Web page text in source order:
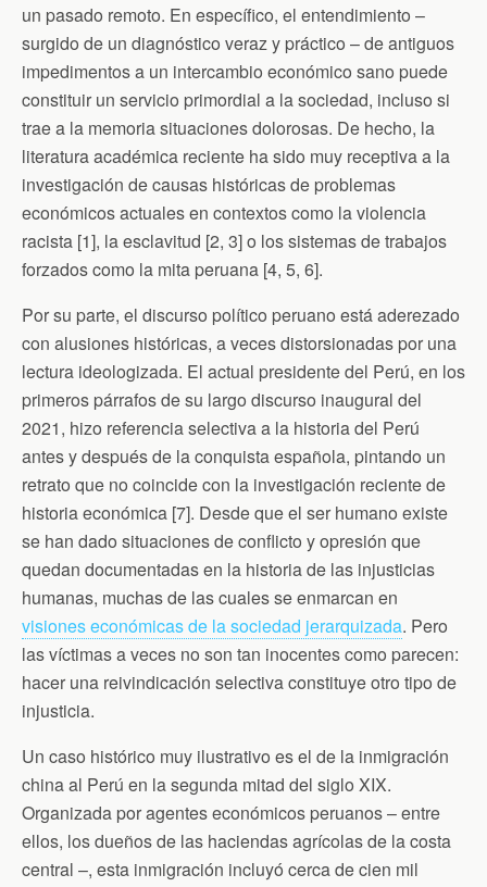
un pasado remoto. En específico, el entendimiento –
surgido de un diagnóstico veraz y práctico – de antiguos
impedimentos a un intercambio económico sano puede
constituir un servicio primordial a la sociedad, incluso si
trae a la memoria situaciones dolorosas. De hecho, la
literatura académica reciente ha sido muy receptiva a la
investigación de causas históricas de problemas
económicos actuales en contextos como la violencia
racista [1], la esclavitud [2, 3] o los sistemas de trabajos
forzados como la mita peruana [4, 5, 6].
Por su parte, el discurso político peruano está aderezado
con alusiones históricas, a veces distorsionadas por una
lectura ideologizada. El actual presidente del Perú, en los
primeros párrafos de su largo discurso inaugural del
2021, hizo referencia selectiva a la historia del Perú
antes y después de la conquista española, pintando un
retrato que no coincide con la investigación reciente de
historia económica [7]. Desde que el ser humano existe
se han dado situaciones de conflicto y opresión que
quedan documentadas en la historia de las injusticias
humanas, muchas de las cuales se enmarcan en
visiones económicas de la sociedad jerarquizada. Pero
las víctimas a veces no son tan inocentes como parecen:
hacer una reivindicación selectiva constituye otro tipo de
injusticia.
Un caso histórico muy ilustrativo es el de la inmigración
china al Perú en la segunda mitad del siglo XIX.
Organizada por agentes económicos peruanos – entre
ellos, los dueños de las haciendas agrícolas de la costa
central –, esta inmigración incluyó cerca de cien mil